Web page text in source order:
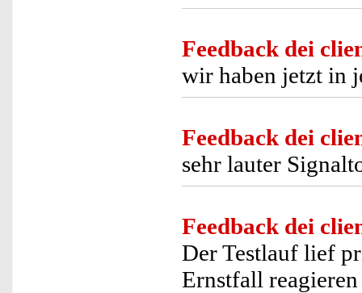
Feedback dei
wir haben jetzt in
Feedback dei
sehr lauter
Feedback dei
Der Testlauf lief
Ernstfall reagieren